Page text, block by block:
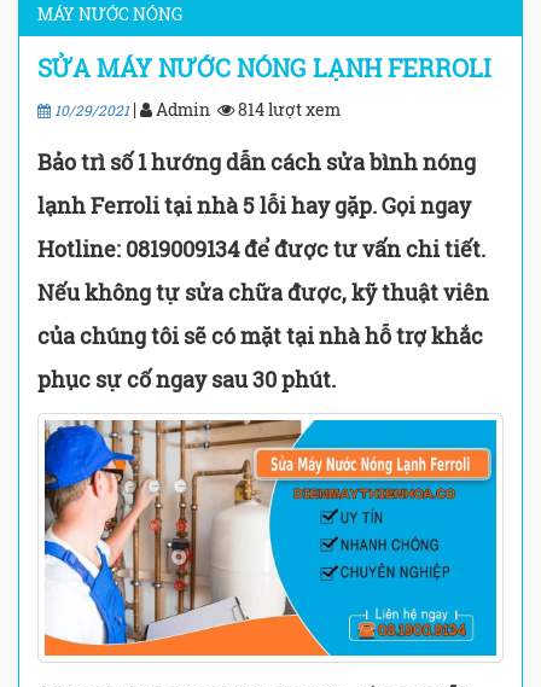
MÁY NƯỚC NÓNG
SỬA MÁY NƯỚC NÓNG LẠNH FERROLI
10/29/2021 | Admin 814 lượt xem
Bảo trì số 1 hướng dẫn cách sửa bình nóng
lạnh Ferroli tại nhà 5 lỗi hay gặp. Gọi ngay
Hotline: 0819009134 để được tư vấn chi tiết.
Nếu không tự sửa chữa được, kỹ thuật viên
của chúng tôi sẽ có mặt tại nhà hỗ trợ khắc
phục sự cố ngay sau 30 phút.